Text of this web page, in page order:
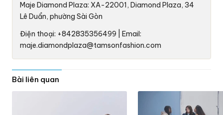
Maje Diamond Plaza: XA-22001, Diamond Plaza, 34
Lê Duẩn, phường Sài Gòn
Điện thoại: +842835356499 | Email:
maje.diamondplaza@tamsonfashion.com
Bài liên quan